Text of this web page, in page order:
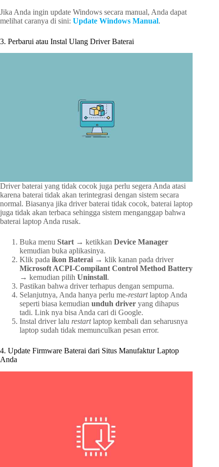
Jika Anda ingin update Windows secara manual, Anda dapat
melihat caranya di sini: Update Windows Manual.
3. Perbarui atau Instal Ulang Driver Baterai
Driver baterai yang tidak cocok juga perlu segera Anda atasi
karena baterai tidak akan terintegrasi dengan sistem secara
normal. Biasanya jika driver baterai tidak cocok, baterai laptop
juga tidak akan terbaca sehingga sistem menganggap bahwa
baterai laptop Anda rusak.
Buka menu Start → ketikkan Device Manager
kemudian buka aplikasinya.
Klik pada ikon Baterai → klik kanan pada driver
Microsoft ACPI-Compilant Control Method Battery
→ kemudian pilih Uninstall.
Pastikan bahwa driver terhapus dengan sempurna.
Selanjutnya, Anda hanya perlu me-restartlaptop Anda
seperti biasa kemudian unduh driver yang dihapus
tadi. Link nya bisa Anda cari di Google.
Instal driver lalu restartlaptop kembali dan seharusnya
laptop sudah tidak memunculkan pesan error.
4. Update Firmware Baterai dari Situs Manufaktur Laptop
Anda